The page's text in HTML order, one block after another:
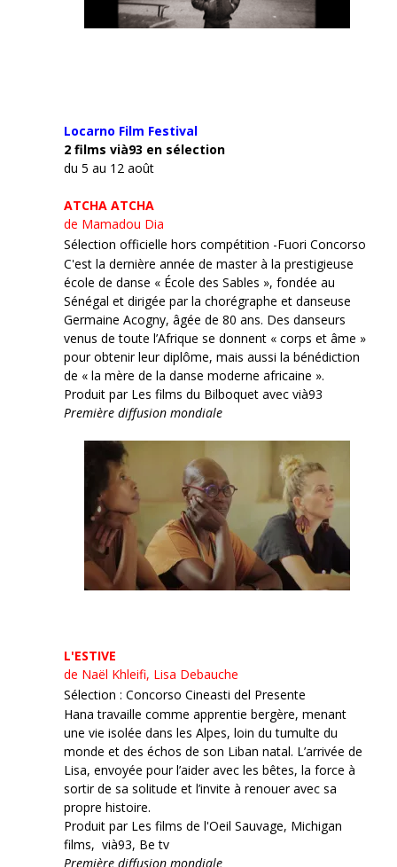
Locarno Film Festival
2 films vià93 en sélection
du 5 au 12 août
ATCHA ATCHA
de Mamadou Dia
Sélection officielle hors compétition -Fuori Concorso
C'est la dernière année de master à la prestigieuse
école de danse « École des Sables », fondée au
Sénégal et dirigée par la chorégraphe et danseuse
Germaine Acogny, âgée de 80 ans. Des danseurs
venus de toute l’Afrique se donnent « corps et âme »
pour obtenir leur diplôme, mais aussi la bénédiction
de « la mère de la danse moderne africaine ».
Produit par Les films du Bilboquet avec vià93
Première diffusion mondiale
L'ESTIVE
de Naël Khleifi, Lisa Debauche
Sélection : Concorso Cineasti del Presente
Hana travaille comme apprentie bergère, menant
une vie isolée dans les Alpes, loin du tumulte du
monde et des échos de son Liban natal. L’arrivée de
Lisa, envoyée pour l’aider avec les bêtes, la force à
sortir de sa solitude et l’invite à renouer avec sa
propre histoire.
Produit par Les films de l'Oeil Sauvage, Michigan
films, vià93, Be tv
Première diffusion mondiale